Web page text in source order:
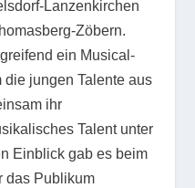
Lanzenkirchen
Zöbern.
ein Musical-
die jungen Talente aus
ihr
Talent unter
Einblick gab es beim
das Publikum